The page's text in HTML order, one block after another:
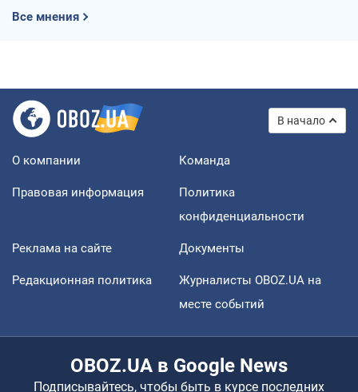
Все мнения
В начало
О компании Команда
Правовая информация
Политика
конфиденциальности
Реклама на сайте Документы
Редакционная политика
Журналисты OBOZ.UA на
месте событий
OBOZ.UA в Google News
Подписывайтесь, чтобы быть в курсе последних